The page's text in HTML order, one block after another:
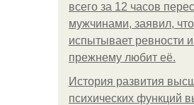
всего за 12 часов
мужчинами, заявил,
испытывает ревности
прежнему любит её.
История развития
психических функций